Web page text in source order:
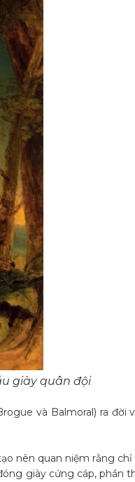
giày quân đội
và Balmoral) ra đời
nên quan niệm rằng chỉ
giày cứng cáp, phần